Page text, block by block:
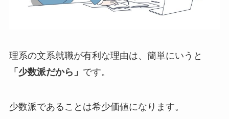
理系の文系就職が有利な理由は、簡単にいうと
「少数派だから」 です。
少数派であることは希少価値になります。